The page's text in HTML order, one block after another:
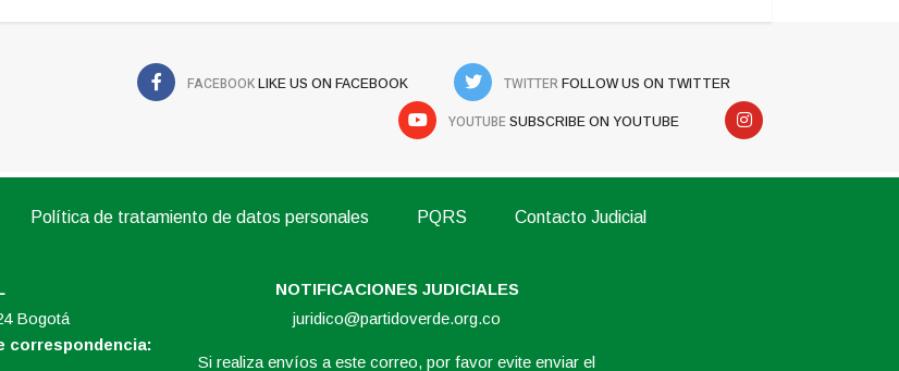
FACEBOOK LIKE US ON FACEBOOK TWITTER FOLLOW US ON TWITTER
YOUTUBE SUBSCRIBE ON YOUTUBE
Política de tratamiento de datos personales PQRS Contacto Judicial
NOTIFICACIONES JUDICIALES
Bogotá
correspondencia:
juridico@partidoverde.org.co
Si realiza envíos a este correo, por favor evite enviar el